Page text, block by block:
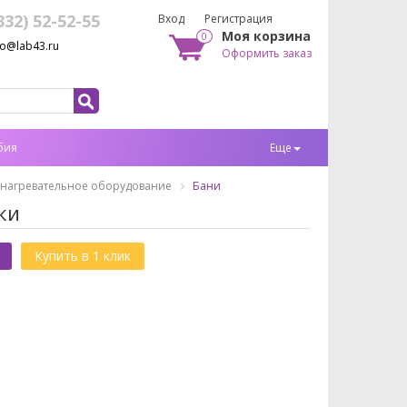
52-52-55 Вход Регистрация
0 Моя корзина
Оформить заказ
Еще
оборудование Бани
Купить в 1 клик